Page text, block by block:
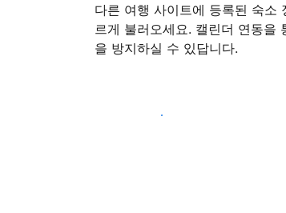
다른 여행 사이트에 등록된 숙소
르게 불러오세요. 캘린더 연동을
을 방지하실 수 있답니다.
지금 등록 시작하기